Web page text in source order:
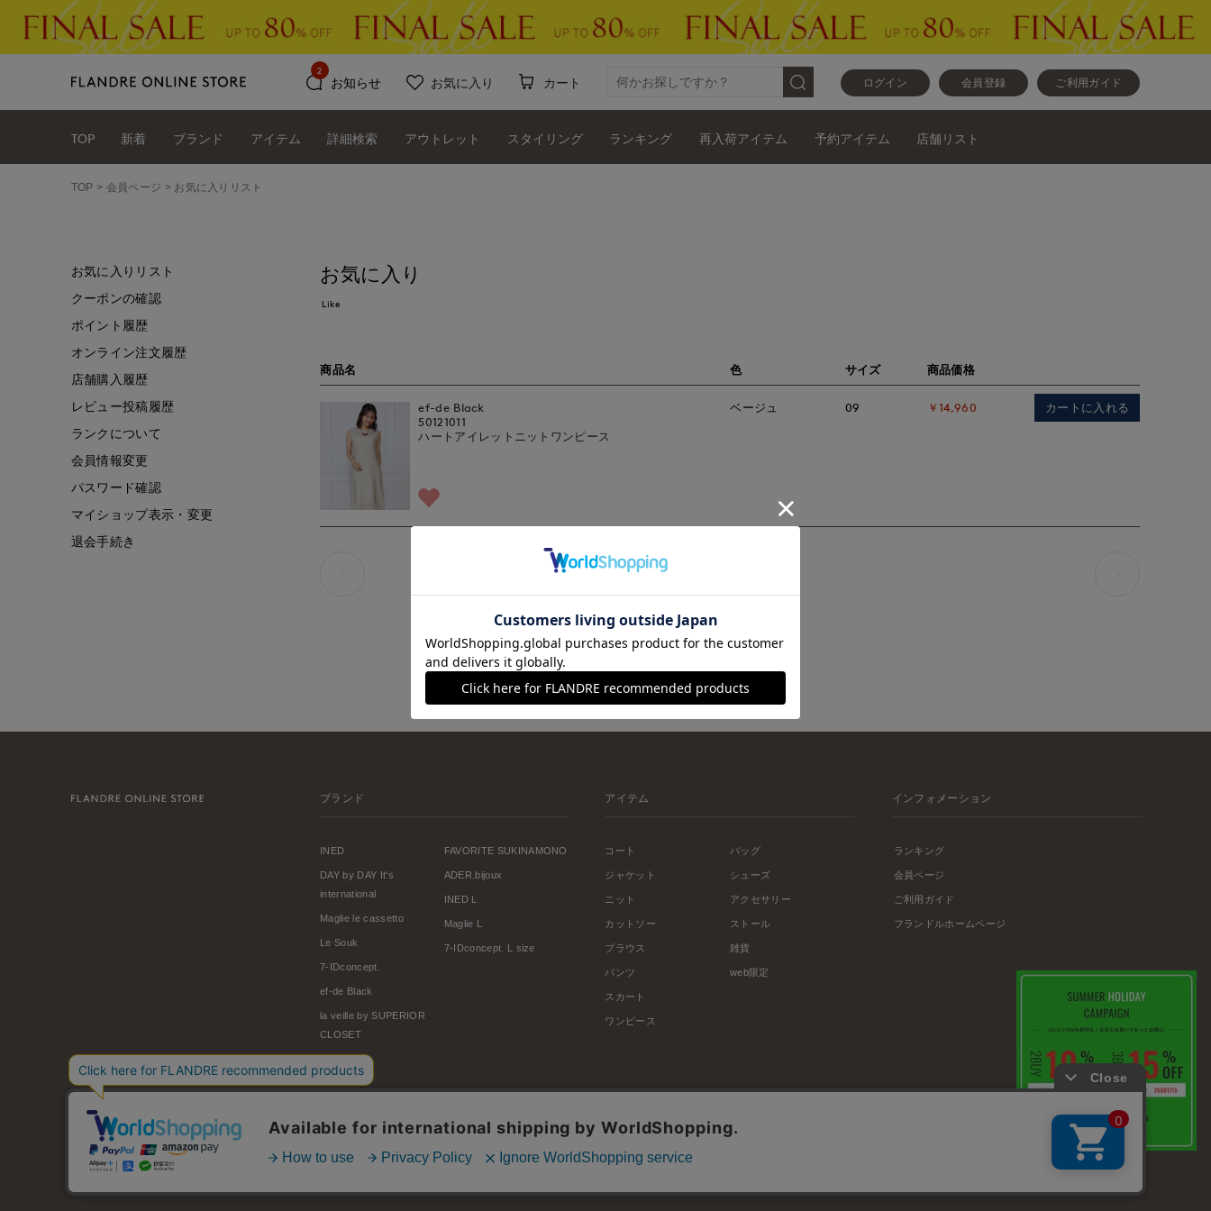
ログイン 会員登録 ご利用ガイド
お知らせ
2
お気に入り カート
TOP 新着 ブランド アイテム 詳細検索 アウトレット スタイリング ランキング 再入荷アイテム 予約アイテム 店舗リスト
TOP 会員ページ お気に入りリスト
お気に入り
Like
商品名 色 サイズ 商品価格
ef-de Black
50121011
ハートアイレットニットワンピース
ベージュ 09 ￥14,960 カートに入れる
お気に入りリスト
クーポンの確認
ポイント履歴
オンライン注文履歴
店舗購入履歴
レビュー投稿履歴
ランクについて
会員情報変更
パスワード確認
マイショップ表示・変更
退会手続き
ブランド
INED
DAY by DAY It's
international
Maglie le cassetto
Le Souk
7-IDconcept.
ef-de Black
la veille by SUPERIOR
CLOSET
FAVORITE SUKINAMONO
ADER.bijoux
INED L
Maglie L
7-IDconcept. L size
アイテム
コート
ジャケット
ニット
カットソー
ブラウス
パンツ
スカート
ワンピース
バッグ
シューズ
アクセサリー
ストール
雑貨
web限定
インフォメーション
ランキング
会員ページ
ご利用ガイド
フランドルホームページ
© FLANDRE CO., LTD.